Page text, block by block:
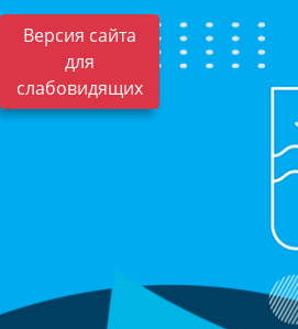
Версия сайта
для
слабовидящих